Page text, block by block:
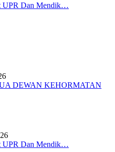
UPR Dan Mendik…
DEWAN KEHORMATAN
UPR Dan Mendik…